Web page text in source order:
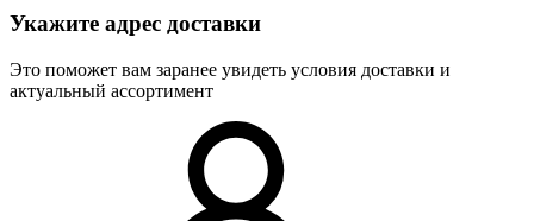
Укажите адрес доставки
Это поможет вам заранее увидеть условия доставки и
актуальный ассортимент